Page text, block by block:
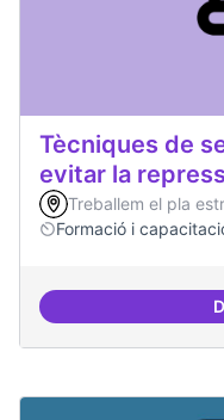
Tècniques de
evitar la
Treballem el pla
Formació i